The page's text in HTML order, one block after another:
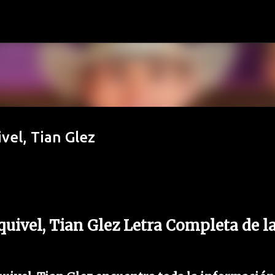
Tian Glez
Tian Glez Letra Completa de